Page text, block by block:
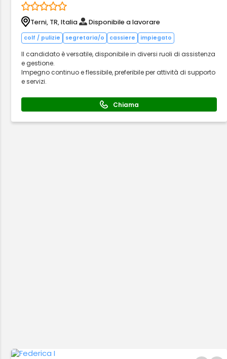
Terni, TR, Italia Disponibile a lavorare
colf / pulizie segretaria/o cassiere impiegato
Il candidato è versatile, disponibile in diversi ruoli di assistenza
e gestione.
Impegno continuo e flessibile, preferibile per attività di supporto
e servizi.
Chiama